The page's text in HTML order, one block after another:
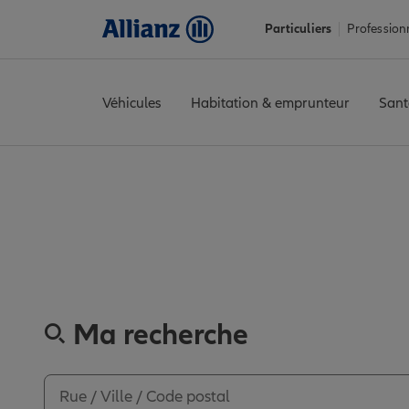
Particuliers
Véhicules Habitation & emprunteur
Ma recherche